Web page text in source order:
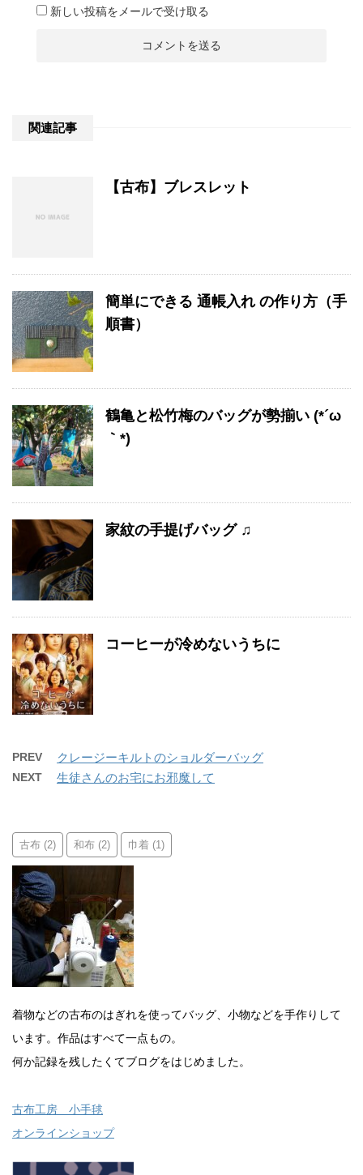
新しい投稿をメールで受け取る
関連記事
【古布】ブレスレット
簡単にできる 通帳入れ の作り方（手
順書）
鶴亀と松竹梅のバッグが勢揃い (*´ω
｀*)
家紋の手提げバッグ ♫
コーヒーが冷めないうちに
PREV クレージーキルトのショルダーバッグ
NEXT 生徒さんのお宅にお邪魔して
古布 (2) 和布 (2) 巾着 (1)
着物などの古布のはぎれを使ってバッグ、小物などを手作りして
います。作品はすべて一点もの。
何か記録を残したくてブログをはじめました。
古布工房 小手毬
オンラインショップ